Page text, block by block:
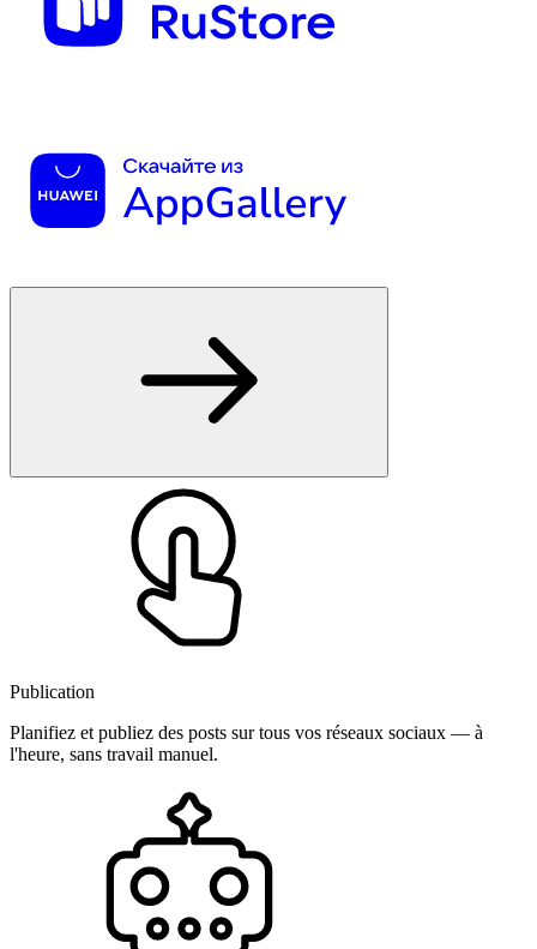
Publication
Planifiez et publiez des posts sur tous vos réseaux sociaux — à
l'heure, sans travail manuel.